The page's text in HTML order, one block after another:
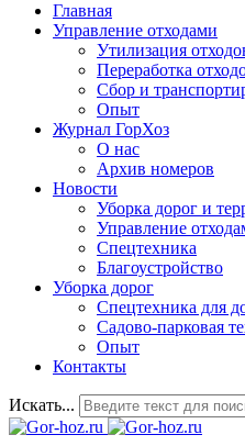
Главная
Управление отходами
Утилизация
Переработка
Сбор и
Опыт
Журнал ГорХоз
О нас
Архив номеров
Новости
Уборка дорог и
Управление
Спецтехника
Благоустройство
Уборка дорог
Спецтехника для
Садово-парковая
Опыт
Контакты
Искать...